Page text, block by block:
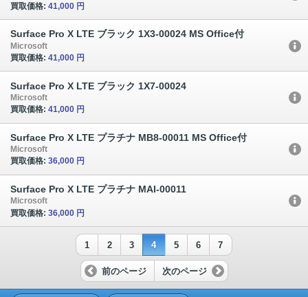
買取価格: 41,000 円
Surface Pro X LTE ブラック 1X3-00024 MS Office付
Microsoft
買取価格: 41,000 円
Surface Pro X LTE ブラック 1X7-00024
Microsoft
買取価格: 41,000 円
Surface Pro X LTE プラチナ MB8-00011 MS Office付
Microsoft
買取価格: 36,000 円
Surface Pro X LTE プラチナ MAI-00011
Microsoft
買取価格: 36,000 円
1 2 3 4 5 6 7
前のページ 次のページ